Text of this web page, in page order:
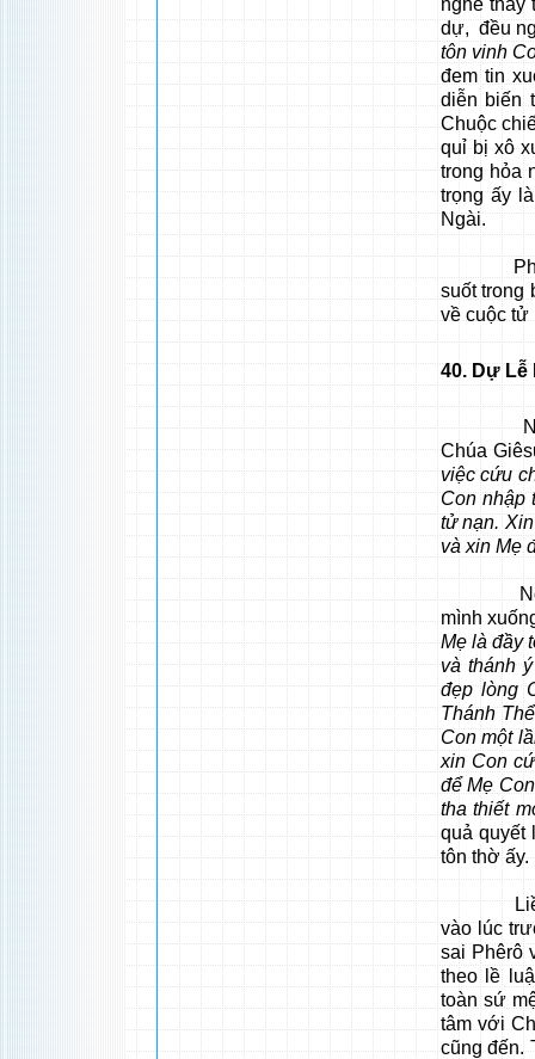
nghe thấy
dự, đều
tôn vinh
đem tin
diễn biến
Chuộc
quỉ bị xô
trong hỏa
trọng ấy
Ngài.
Phần
suốt trong
về cuộc
40. Dự Lễ
Ngày
Chúa
việc cứu
Con nhập
tử nạn.
và xin Mẹ
Nghe
mình
Mẹ là đầy
và thánh
đẹp lòng
Thánh
Con một
xin Con
để Mẹ
tha thiết
quả quyết
tôn thờ ấy.
Liền
vào lúc
sai Phêrô
theo lề
toàn sứ
tâm với
cũng đến.